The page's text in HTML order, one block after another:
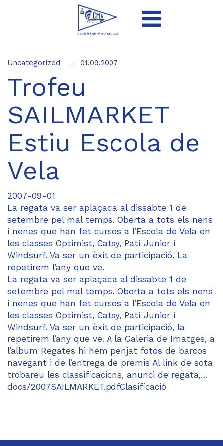
Uncategorized 01.09.2007
Trofeu
SAILMARKET
Estiu Escola de
Vela
2007-09-01
La regata va ser aplaçada al dissabte 1 de
setembre pel mal temps. Oberta a tots els nens
i nenes que han fet cursos a l’Escola de Vela en
les classes Optimist, Catsy, Patí Junior i
Windsurf. Va ser un èxit de participació. La
repetirem l’any que ve.
La regata va ser aplaçada al dissabte 1 de
setembre pel mal temps. Oberta a tots els nens
i nenes que han fet cursos a l’Escola de Vela en
les classes Optimist, Catsy, Patí Junior i
Windsurf. Va ser un èxit de participació, la
repetirem l’any que ve. A la Galeria de Imatges, a
l’album Regates hi hem penjat fotos de barcos
navegant i de l’entrega de premis Al link de sota
trobareu les classificacions, anunci de regata,…
docs/2007SAILMARKET.pdfClasificació